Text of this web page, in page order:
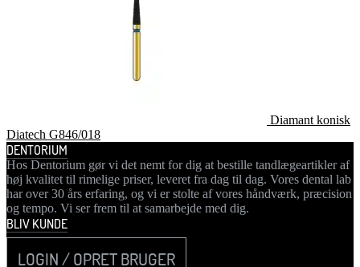
Diamant konisk
Diatech G846/018
DENTORIUM
Hos Dentorium gør vi det nemt for dig at bestille tandlægeartikler af
høj kvalitet til rimelige priser, leveret fra dag til dag. Vores dental lab
har over 30 års erfaring, og vi er stolte af vores håndværk, præcision
og tempo. Vi ser frem til at samarbejde med dig.
BLIV KUNDE
LOGIN / OPRET BRUGER